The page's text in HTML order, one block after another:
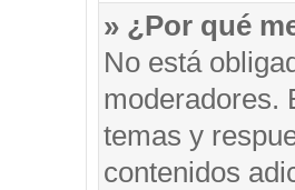
» ¿Por qué
No está
moderadores.
temas y
contenidos